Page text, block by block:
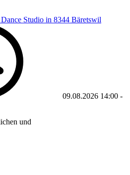
Studio in 8344 Bäretswil
09.08.2026 14:00 -
und